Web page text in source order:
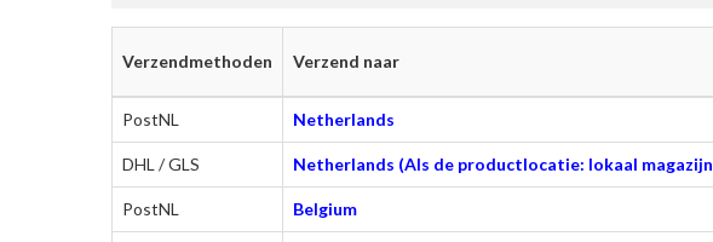
Verzendmethoden Verzend naar
PostNL Netherlands
DHL / GLS Netherlands (Als de productlocatie: lokaal
PostNL Belgium